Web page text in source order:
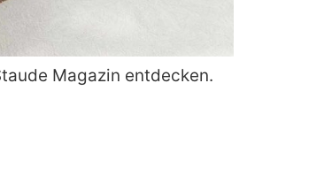
Magazin entdecken.